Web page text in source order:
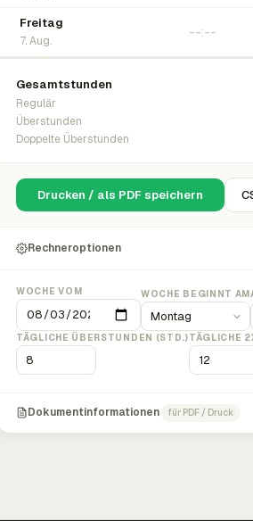
Freitag
7. Aug.
Gesamtstunden
Regulär
Überstunden
Doppelte Überstunden
Drucken / als PDF speichern
Rechneroptionen
WOCHE VOM WOCHE BEGINNT AM
TÄGLICHE ÜBERSTUNDEN (STD.)TÄGLICHE
Dokumentinformationen für PDF / Druck